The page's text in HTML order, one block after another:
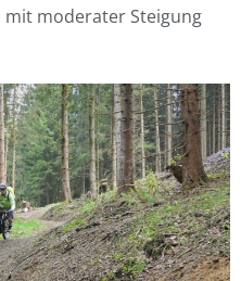
moderater Steigung